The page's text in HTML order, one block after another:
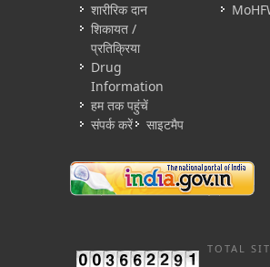
शारीरिक दान
शिकायत /
प्रतिक्रिया
Drug
Information
हम तक पहुंचें
संपर्क करें
साइटमैप
TOTAL